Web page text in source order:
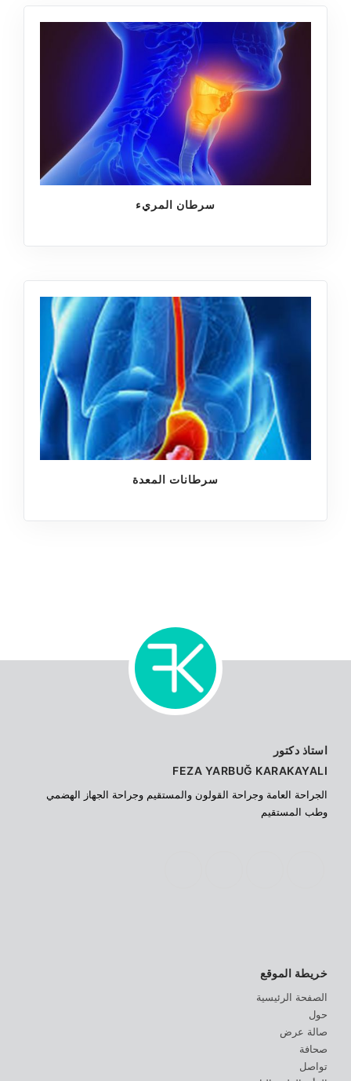
مقاطع فيديو تعليمية
فيديوهات الجراحة
سرطان المريء
سرطانات المعدة
استاذ دكتور
FEZA YARBUĞ KARAKAYALI
الجراحة العامة وجراحة القولون والمستقيم وجراحة الجهاز الهضمي
وطب المستقيم
خريطة الموقع
الصفحة الرئيسية
حول
صالة عرض
صحافة
تواصل